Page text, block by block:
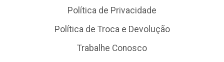
Política de Privacidade
Política de Troca e Devolução
Trabalhe Conosco